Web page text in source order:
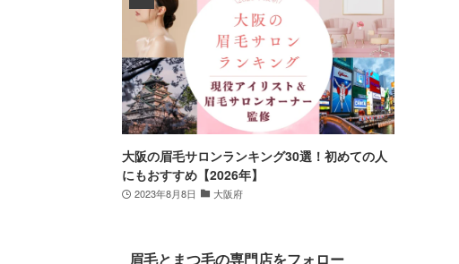
大阪の眉毛サロンランキング30選！初めての人
にもおすすめ【2026年】
2023年8月8日 大阪府
眉毛とまつ毛の専門店をフォロー